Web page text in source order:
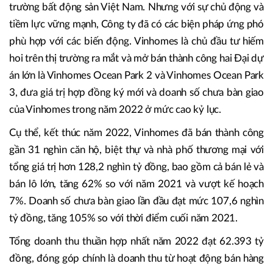
trường bất động sản Việt Nam. Nhưng với sự chủ động và
tiềm lực vững mạnh, Công ty đã có các biện pháp ứng phó
phù hợp với các biến động. Vinhomes là chủ đầu tư hiếm
hoi trên thị trường ra mắt và mở bán thành công hai Đại dự
án lớn là Vinhomes Ocean Park 2 và Vinhomes Ocean Park
3, đưa giá trị hợp đồng ký mới và doanh số chưa bàn giao
của Vinhomes trong năm 2022 ở mức cao kỷ lục.
Cụ thể, kết thúc năm 2022, Vinhomes đã bán thành công
gần 31 nghìn căn hộ, biệt thự và nhà phố thương mại với
tổng giá trị hơn 128,2 nghìn tỷ đồng, bao gồm cả bán lẻ và
bán lô lớn, tăng 62% so với năm 2021 và vượt kế hoạch
7%. Doanh số chưa bàn giao lần đầu đạt mức 107,6 nghìn
tỷ đồng, tăng 105% so với thời điểm cuối năm 2021.
Tổng doanh thu thuần hợp nhất năm 2022 đạt 62.393 tỷ
đồng, đóng góp chính là doanh thu từ hoạt động bán hàng